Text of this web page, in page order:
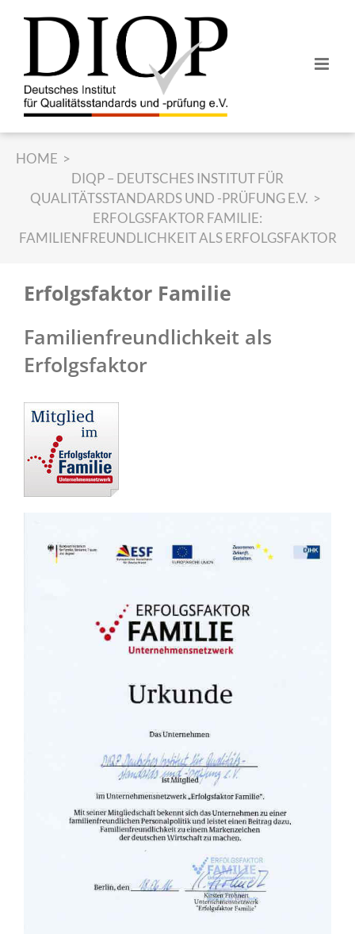
HOME
DIQP – DEUTSCHES INSTITUT FÜR
QUALITÄTSSTANDARDS UND -PRÜFUNG E.V.
ERFOLGSFAKTOR FAMILIE:
FAMILIENFREUNDLICHKEIT ALS ERFOLGSFAKTOR
Erfolgsfaktor Familie
Familienfreundlichkeit als
Erfolgsfaktor